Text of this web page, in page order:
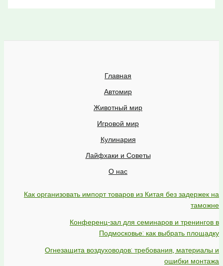
Главная
Автомир
Животный мир
Игровой мир
Кулинария
Лайфхаки и Советы
О нас
Как организовать импорт товаров из Китая без задержек на
таможне
Конференц-зал для семинаров и тренингов в
Подмосковье: как выбрать площадку
Огнезащита воздуховодов: требования, материалы и
ошибки монтажа